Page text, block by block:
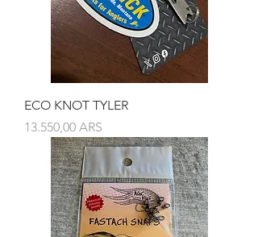
ECO KNOT TYLER
Precio
13.550,00 ARS